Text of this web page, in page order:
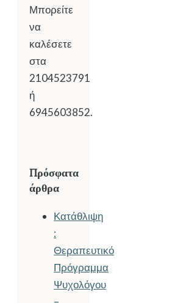
Μπορείτε
να
καλέσετε
στα
2104523791
ή
6945603852.
Πρόσφατα
άρθρα
Κατάθλιψη
:
Θεραπευτικό
Πρόγραμμα
Ψυχολόγου